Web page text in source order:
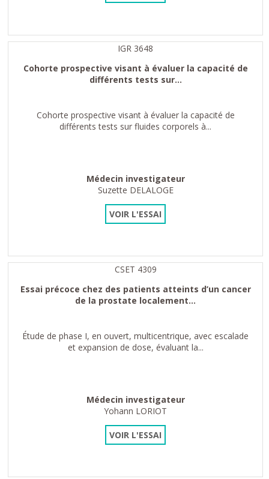
IGR 3648
Cohorte prospective visant à évaluer la capacité de
différents tests sur...
Cohorte prospective visant à évaluer la capacité de
différents tests sur fluides corporels à...
Médecin investigateur
Suzette DELALOGE
VOIR L'ESSAI
CSET 4309
Essai précoce chez des patients atteints d’un cancer
de la prostate localement...
Étude de phase I, en ouvert, multicentrique, avec escalade
et expansion de dose, évaluant la...
Médecin investigateur
Yohann LORIOT
VOIR L'ESSAI